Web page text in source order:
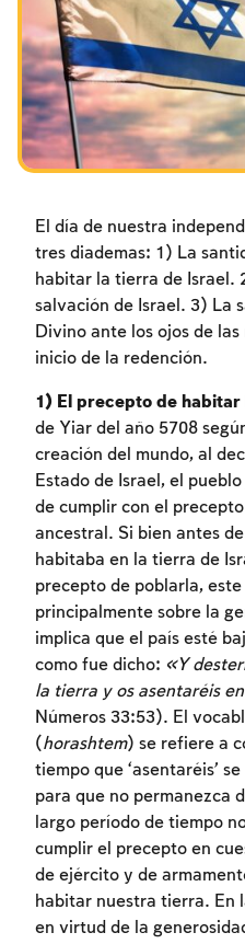
Los ayunos por la
Janucá
Purim
El día de nuestra
tres diademas: 1) La
habitar la tierra de Israel.
salvación de Israel. 3) La
Divino ante los ojos de
inicio de la redención.
1) El precepto de
de Yiar del año 5708
creación del mundo, al
Estado de Israel, el
de cumplir con el
ancestral. Si bien antes
habitaba en la tierra de
precepto de poblarla,
principalmente sobre la
implica que el país esté
como fue dicho: «Y
la tierra y os asentaréis
Números 33:53). El
(horashtem) se refiere a
tiempo que ‘asentaréis’
para que no permanezca
largo período de tiempo
cumplir el precepto en
de ejército y de
habitar nuestra tierra. En
en virtud de la